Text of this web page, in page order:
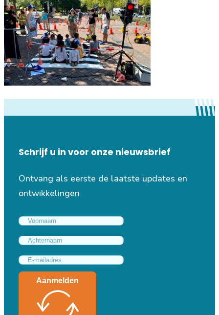
Schrijf u in voor onze nieuwsbrief
Ontvang als eerste de laatste updates en
ontwikkelingen
Aanmelden